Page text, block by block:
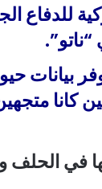
للدفاع
بيانات
كانا
في الحلف